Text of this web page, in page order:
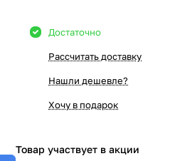
Достаточно
Рассчитать доставку
Нашли дешевле?
Хочу в подарок
Товар участвует в акции